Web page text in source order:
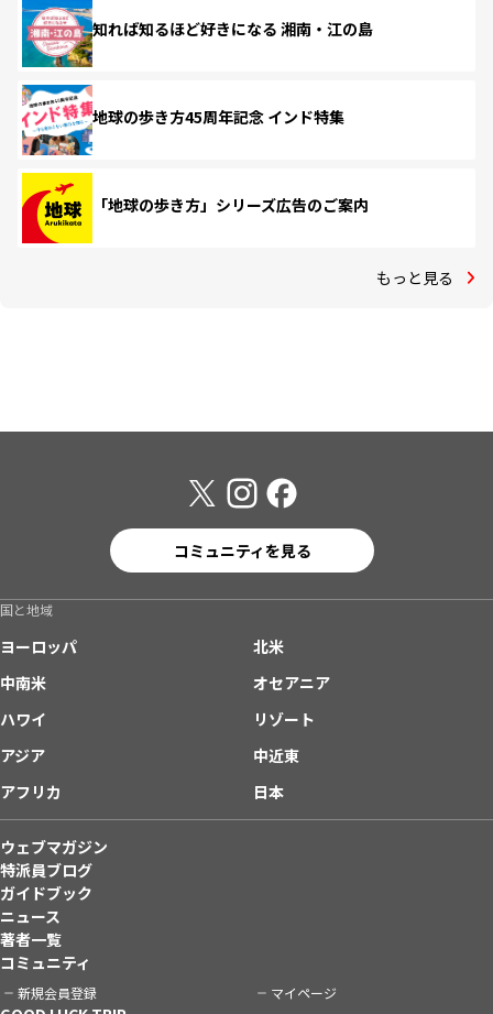
知れば知るほど好きになる 湘南・江の島
地球の歩き方45周年記念 インド特集
「地球の歩き方」シリーズ広告のご案内
もっと見る
コミュニティを見る
国と地域
ヨーロッパ
北米
中南米
オセアニア
ハワイ
リゾート
アジア
中近東
アフリカ
日本
ウェブマガジン
特派員ブログ
ガイドブック
ニュース
著者一覧
コミュニティ
新規会員登録 マイページ